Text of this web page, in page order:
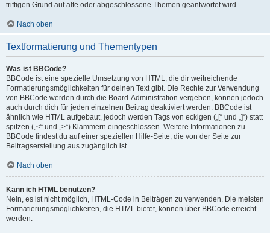
triftigen Grund auf alte oder abgeschlossene Themen geantwortet wird.
Nach oben
Textformatierung und Thementypen
Was ist BBCode?
BBCode ist eine spezielle Umsetzung von HTML, die dir weitreichende
Formatierungsmöglichkeiten für deinen Text gibt. Die Rechte zur Verwendung
von BBCode werden durch die Board-Administration vergeben, können jedoch
auch durch dich für jeden einzelnen Beitrag deaktiviert werden. BBCode ist
ähnlich wie HTML aufgebaut, jedoch werden Tags von eckigen („[“ und „]“) statt
spitzen („<“ und „>“) Klammern eingeschlossen. Weitere Informationen zu
BBCode findest du auf einer speziellen Hilfe-Seite, die von der Seite zur
Beitragserstellung aus zugänglich ist.
Nach oben
Kann ich HTML benutzen?
Nein, es ist nicht möglich, HTML-Code in Beiträgen zu verwenden. Die meisten
Formatierungsmöglichkeiten, die HTML bietet, können über BBCode erreicht
werden.